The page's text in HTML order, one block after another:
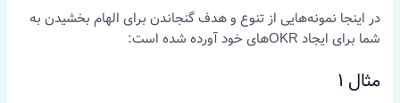
در اینجا نمونه‌هایی از تنوع و هدف گنجاندن برای الهام بخشیدن به
شما برای ایجاد OKRهای خود آورده شده است:
مثال 1